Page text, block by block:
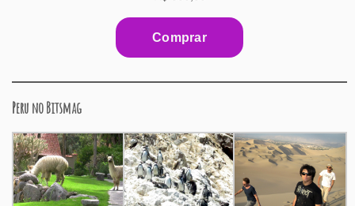
Peru no Bitsmag